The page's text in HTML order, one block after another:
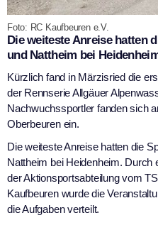
Foto: RC Kaufbeuren e.V.
Die weiteste Anreise hatten
und Nattheim bei
Kürzlich fand in Märzisried die
der Rennserie Allgäuer
Nachwuchssportler fanden sich
Oberbeuren ein.
Die weiteste Anreise hatten die
Nattheim bei Heidenheim. Durch
der Aktionsportsabteilung vom
Kaufbeuren wurde die
die Aufgaben verteilt.